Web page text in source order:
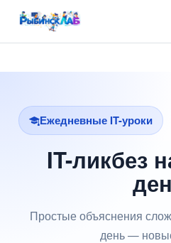
Ежедневные IT-уроки
IT-ликбез
Простые объяснения
день —